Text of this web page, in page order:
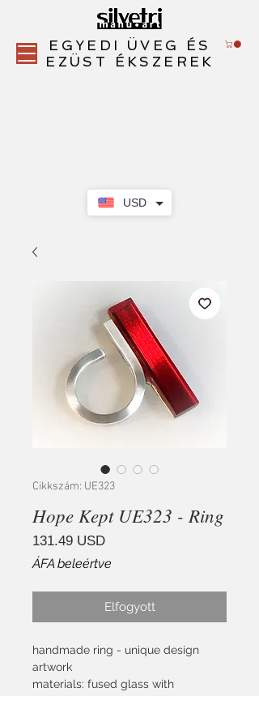
USD
EGYEDI ÜVEG ÉS
EZÜST ÉKSZEREK
Cikkszám: UE323
Hope Kept UE323 - Ring
131.49 USDÁr
ÁFA beleértve
Elfogyott
handmade ring - unique design
artwork
materials: fused glass with